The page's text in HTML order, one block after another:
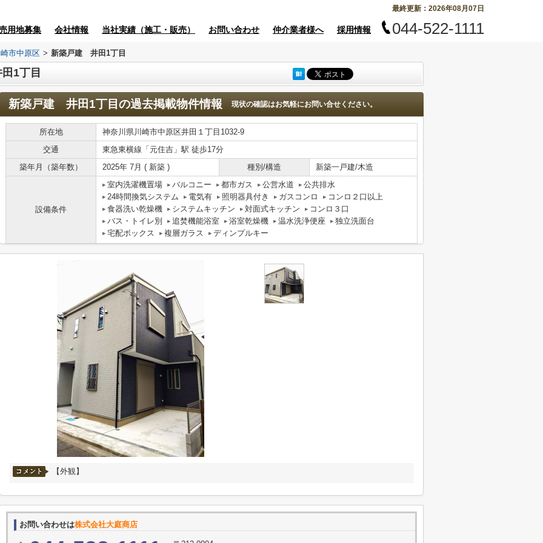
最終更新：2026年08月07日
用地募集 会社情報 当社実績（施工・販売） お問い合わせ 仲介業者様へ 採用情報 044-522-1111
市中原区 > 新築戸建 井田1丁目
1丁目
新築戸建 井田1丁目 の過去掲載物件情報 現状の確認はお気軽にお問い合せください。
所在地
神奈川県川崎市中原区井田１丁目1032-9
交通
東急東横線「元住吉」駅 徒歩17分
築年月（築年数）
2025年 7月 ( 新築 ) 種別/構造 新築一戸建/木造
設備条件
室内洗濯機置場 バルコニー 都市ガス 公営水道
公共排水
24時間換気システム
電気有 照明器具付き ガスコンロ
コンロ２口以上
食器洗い乾燥機
システムキッチン 対面式キッチン
コンロ３口
バス・トイレ別
追焚機能浴室 浴室乾燥機 温水洗浄便座
独立洗面台
宅配ボックス
複層ガラス ディンプルキー
【外観】
お問い合わせは株式会社大庭商店